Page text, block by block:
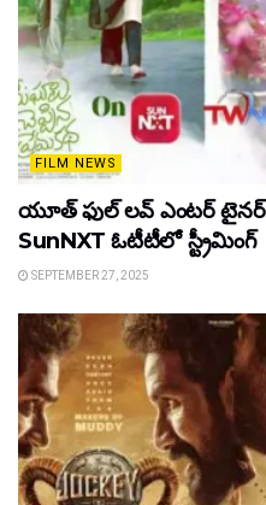
FILM NEWS
యూత్ ఫుల్ లవ్ ఎంటర్
SunNXT ఓటీటీలో స్ట్రీమింగ్
SEPTEMBER 27, 2025